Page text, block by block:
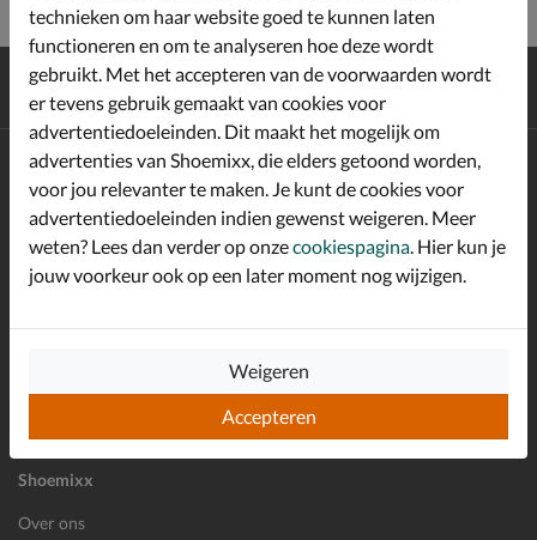
Gratisverzending en retour*
Achterafbetalen
Shoemixx
Over ons
Altijd op de hoogte zijn?
Schrijf je in voor de Shoemixx nieuwsbrief en ontvang €10,-
welkomstkorting!
Inschrijven
technieken om haar website goed te kunnen laten
functioneren en om te analyseren hoe deze wordt
gebruikt. Met het accepteren van de voorwaarden wordt
er tevens gebruik gemaakt van cookies voor
advertentiedoeleinden. Dit maakt het mogelijk om
advertenties van Shoemixx, die elders getoond worden,
voor jou relevanter te maken. Je kunt de cookies voor
advertentiedoeleinden indien gewenst weigeren. Meer
weten? Lees dan verder op onzecookiespagina. Hier kun je
jouw voorkeur ook op een later moment nog wijzigen.
Accepteren
Weigeren